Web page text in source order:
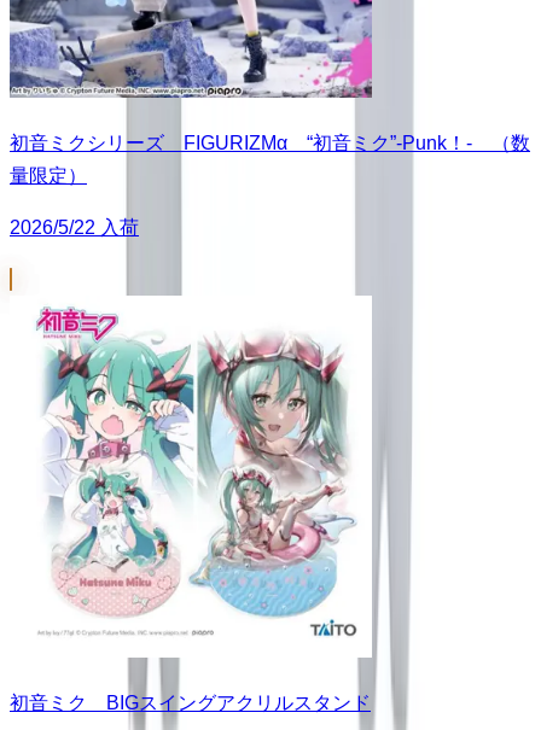
初音ミクシリーズ FIGURIZMα “初音ミク”-Punk！- （数
量限定）
2026/5/22 入荷
初音ミク BIGスイングアクリルスタンド